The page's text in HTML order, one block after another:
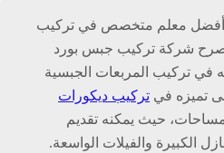
أفضل معلم متخصص في تركيب
صرح شركة تركيب جبس بورد
في تركيب المربعات الجبسية
تركيب ديكورات
حيث يمكنه تقديم
الكبيرة والفيلات الواسعة.